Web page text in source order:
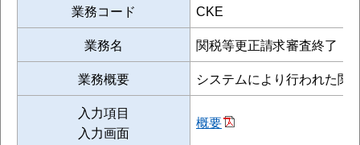
業務コード
CKE
業務名
関税等更正請求審査終了
業務概要
システムにより行われた関
入力項目
入力画面
概要